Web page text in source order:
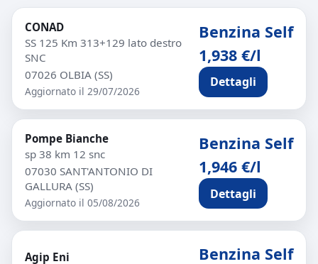
CONAD
SS 125 Km 313+129 lato destro
SNC
07026 OLBIA (SS)
Aggiornato il 29/07/2026
Benzina Self
1,938 €/l
Dettagli
Pompe Bianche
sp 38 km 12 snc
07030 SANT'ANTONIO DI
GALLURA (SS)
Aggiornato il 05/08/2026
Benzina Self
1,946 €/l
Dettagli
Agip Eni
Benzina Self